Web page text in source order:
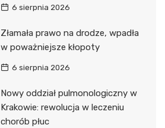
6 sierpnia 2026
Złamała prawo na drodze, wpadła
w poważniejsze kłopoty
6 sierpnia 2026
Nowy oddział pulmonologiczny w
Krakowie: rewolucja w leczeniu
chorób płuc